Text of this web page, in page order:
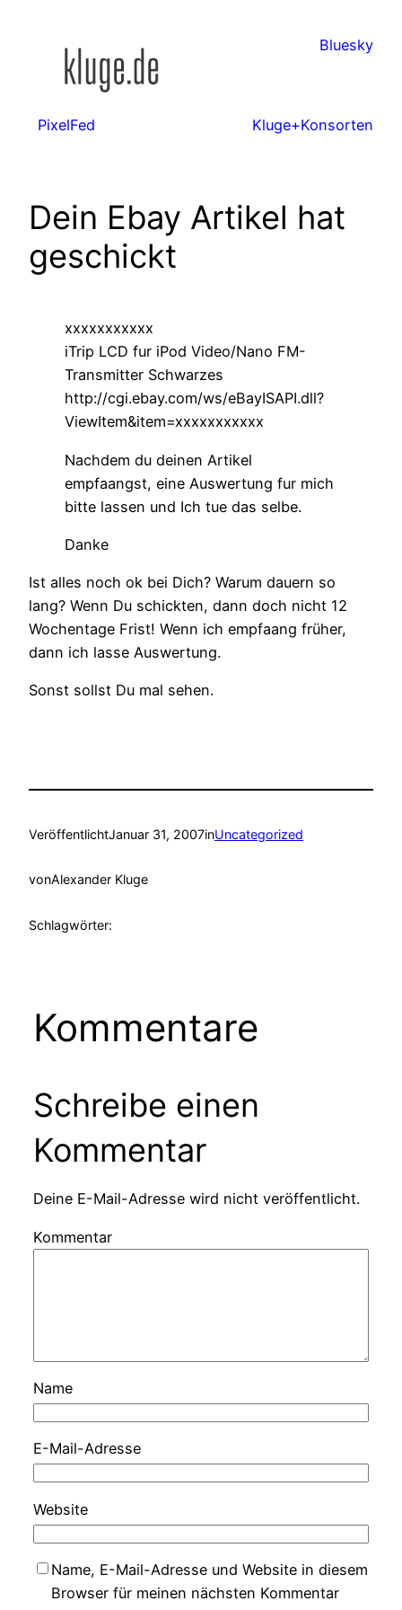
Bluesky
PixelFed Kluge+Konsorten
Dein Ebay Artikel hat
geschickt
xxxxxxxxxxx
iTrip LCD fur iPod Video/Nano FM-
Transmitter Schwarzes
http://cgi.ebay.com/ws/eBayISAPI.dll?
ViewItem&item=xxxxxxxxxxx
Nachdem du deinen Artikel
empfaangst, eine Auswertung fur mich
bitte lassen und Ich tue das selbe.
Danke
Ist alles noch ok bei Dich? Warum dauern so
lang? Wenn Du schickten, dann doch nicht 12
Wochentage Frist! Wenn ich empfaang früher,
dann ich lasse Auswertung.
Sonst sollst Du mal sehen.
VeröffentlichtJanuar 31, 2007inUncategorized
vonAlexander Kluge
Schlagwörter:
Kommentare
Schreibe einen
Kommentar
Deine E-Mail-Adresse wird nicht veröffentlicht.
Kommentar
Name
E-Mail-Adresse
Website
Name, E-Mail-Adresse und Website in diesem
Browser für meinen nächsten Kommentar